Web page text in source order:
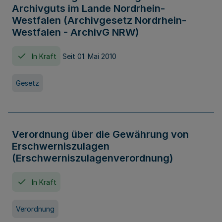
Archivguts im Lande Nordrhein-
Westfalen (Archivgesetz Nordrhein-
Westfalen - ArchivG NRW)
In Kraft Seit 01. Mai 2010
Gesetz
Verordnung über die Gewährung von
Erschwerniszulagen
(Erschwerniszulagenverordnung)
In Kraft
Verordnung